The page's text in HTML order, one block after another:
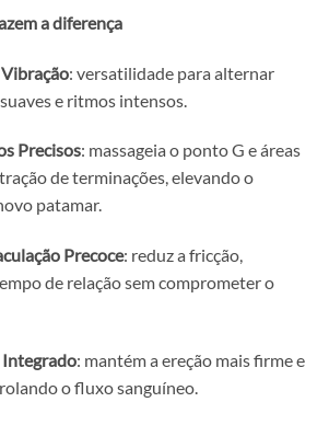
a diferença
: versatilidade para alternar
e ritmos intensos.
Precisos: massageia o ponto G e áreas
de terminações, elevando o
patamar.
Precoce: reduz a fricção,
de relação sem comprometer o
: mantém a ereção mais firme e
o fluxo sanguíneo.